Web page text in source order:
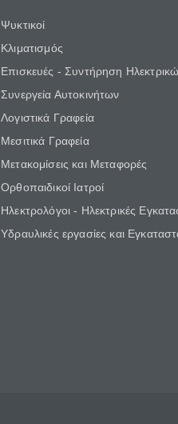
Ψυκτικοί
Κλιματισμός
Επισκευές - Συντήρηση
Συνεργεία Αυτοκινήτων
Λογιστικά Γραφεία
Μεσιτικά Γραφεία
Μετακομίσεις και Μεταφορές
Ορθοπαιδικοί Ιατροί
Ηλεκτρολόγοι - Ηλεκτρικές
Υδραυλικές εργασίες και